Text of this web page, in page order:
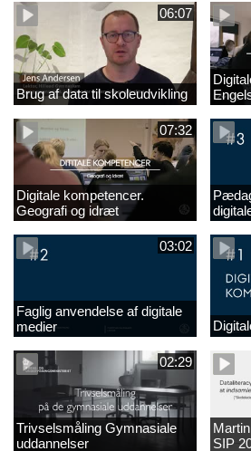
06:07
Brug af data til skoleudvikling
07:32
Digitale kompetencer.
Geografi og idræt
03:02
Faglig anvendelse af digitale
medier
02:29
Trivselsmåling Gymnasiale
uddannelser
SIP